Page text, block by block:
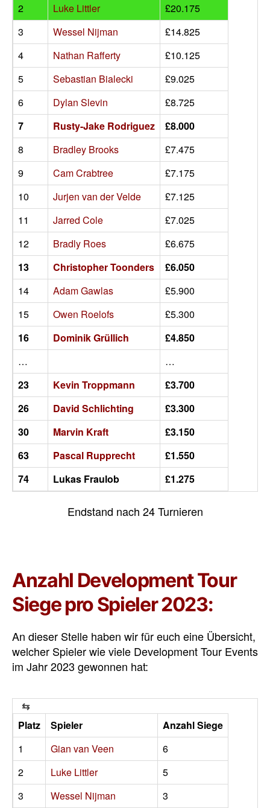
2
Luke Littler
£20.175
3
Wessel Nijman
£14.825
4
Nathan Rafferty
£10.125
5
Sebastian Bialecki
£9.025
6
Dylan Slevin
£8.725
7
Rusty-Jake Rodriguez
£8.000
8
Bradley Brooks
£7.475
9
Cam Crabtree
£7.175
10
Jurjen van der Velde
£7.125
11
Jarred Cole
£7.025
12
Bradly Roes
£6.675
13
Christopher Toonders
£6.050
14
Adam Gawlas
£5.900
15
Owen Roelofs
£5.300
16
Dominik Grüllich
£4.850
…
…
23
Kevin Troppmann
£3.700
26
David Schlichting
£3.300
30
Marvin Kraft
£3.150
63
Pascal Rupprecht
£1.550
74
Lukas Fraulob £1.275
Endstand nach 24 Turnieren
Anzahl Development Tour
Siege pro Spieler 2023:
An dieser Stelle haben wir für euch eine Übersicht,
welcher Spieler wie viele Development Tour Events
im Jahr 2023 gewonnen hat:
Platz Spieler
Anzahl Siege
1
Gian van Veen
6
2
Luke Littler
5
3
Wessel Nijman
3